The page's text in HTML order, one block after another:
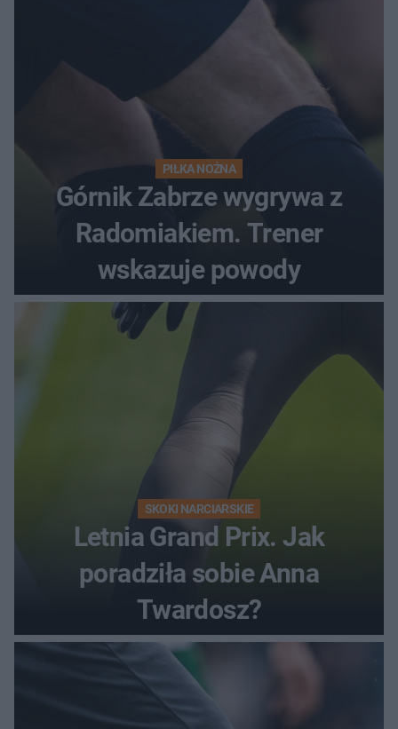
PIŁKA NOŻNA
Górnik Zabrze wygrywa z
Radomiakiem. Trener
wskazuje powody
SKOKI NARCIARSKIE
Letnia Grand Prix. Jak
poradziła sobie Anna
Twardosz?